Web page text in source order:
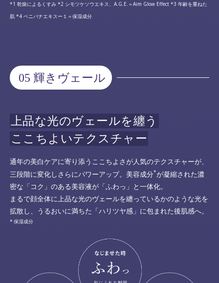
*1 乾燥によるくすみ *2 シモツケソウエキス、A.G.E.＝Aim Glow Effect *3 年齢を重ねた
肌 *4 ベニバナエキスー１＝保湿成分
05 輝きヴェール
上品な光のヴェールを纏う
ここちよいテクスチャー
通年の美白ケアに寄り添うここちよさが人気のテクスチャーが、
三段階に変化しさらにパワーアップ。美容成分*が凝縮された濃
密な「コク」のある美容液が「ふわっ」と一体化。
まるで顔全体に上品な光のヴェールを纏っているかのような光を
拡散し、うるおいに満ちた「ハリツヤ感」に包まれた後肌感へ。
保湿成分